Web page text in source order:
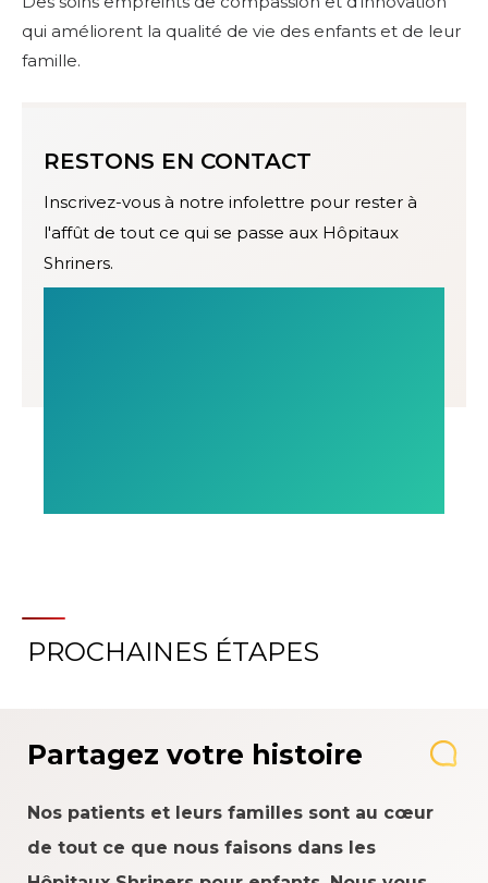
qui améliorent la qualité de vie des enfants et de leur
famille.
RESTONS EN CONTACT
Inscrivez-vous à notre infolettre pour rester à
l'affût de tout ce qui se passe aux Hôpitaux
Shriners.
PROCHAINES ÉTAPES
Partagez votre histoire
Nos patients et leurs familles sont au cœur
de tout ce que nous faisons dans les